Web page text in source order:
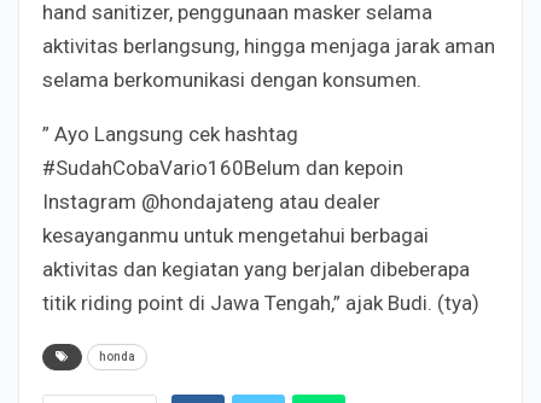
hand sanitizer, penggunaan masker selama
aktivitas berlangsung, hingga menjaga jarak aman
selama berkomunikasi dengan konsumen.
” Ayo Langsung cek hashtag
#SudahCobaVario160Belum dan kepoin
Instagram @hondajateng atau dealer
kesayanganmu untuk mengetahui berbagai
aktivitas dan kegiatan yang berjalan dibeberapa
titik riding point di Jawa Tengah,” ajak Budi. (tya)
honda